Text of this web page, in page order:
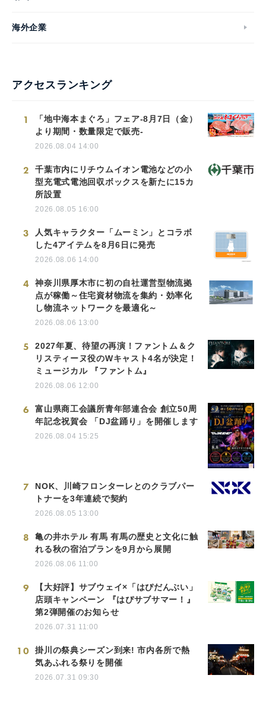
海外企業
アクセスランキング
1
「地中海本まぐろ」フェア-8月7日（金）
より期間・数量限定で販売-
2026.08.04 14:00
2
千葉市内にリチウムイオン電池などの小
型充電式電池回収ボックスを新たに15カ
所設置
2026.08.05 16:00
3
人気キャラクター「ムーミン」とコラボ
した4アイテムを8月6日に発売
2026.08.06 14:00
4
神奈川県厚木市に初の自社運営型物流拠
点が稼働～住宅資材物流を集約・効率化
し物流ネットワークを最適化～
2026.08.06 13:00
5
2027年夏、待望の再演！ファントム＆ク
リスティーヌ役のWキャスト4名が決定！
ミュージカル 『ファントム』
2026.08.06 12:00
6
富山県商工会議所青年部連合会 創立50周
年記念祝賀会 「DJ盆踊り」を開催します
2026.08.04 15:25
7
NOK、川崎フロンターレとのクラブパー
トナーを3年連続で契約
2026.08.05 13:00
8
亀の井ホテル 有馬 有馬の歴史と文化に触
れる秋の宿泊プランを9月から展開
2026.08.06 11:00
9
【大好評】サブウェイ×「はぴだんぶい」
店頭キャンペーン 『はぴサブサマー！』
第2弾開催のお知らせ
2026.07.31 11:00
10
掛川の祭典シーズン到来! 市内各所で熱
気あふれる祭りを開催
2026.07.31 09:30